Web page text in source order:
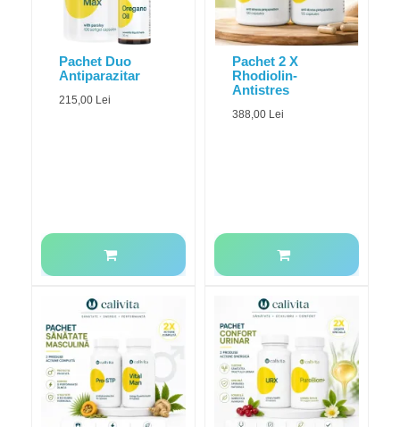
Pachet Duo
Antiparazitar
215,00 Lei
Pachet 2 X
Rhodiolin-
Antistres
388,00 Lei